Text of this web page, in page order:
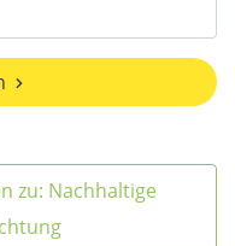
zu: Nachhaltige